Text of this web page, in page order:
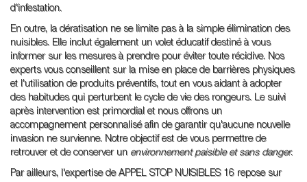
d'infestation.
En outre, la dératisation ne se limite pas à la simple élimination des
nuisibles. Elle inclut également un volet éducatif destiné à vous
informer sur les mesures à prendre pour éviter toute récidive. Nos
experts vous conseillent sur la mise en place de barrières physiques
et l'utilisation de produits préventifs, tout en vous aidant à adopter
des habitudes qui perturbent le cycle de vie des rongeurs. Le suivi
après intervention est primordial et nous offrons un
accompagnement personnalisé afin de garantir qu'aucune nouvelle
invasion ne survienne. Notre objectif est de vous permettre de
retrouver et de conserver un environnement paisible et sans danger.
Par ailleurs, l'expertise de APPEL STOP NUISIBLES 16 repose sur